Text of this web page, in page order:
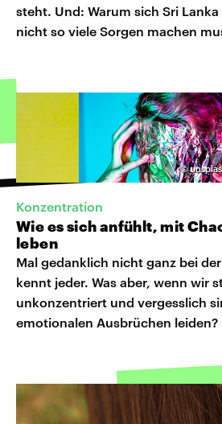
steht. Und: Warum sich Sri
nicht so viele Sorgen machen
©
Konzentration
Wie es sich anfühlt, mit
leben
Mal gedanklich nicht ganz bei
kennt jeder. Was aber, wenn wir
unkonzentriert und vergesslich
emotionalen Ausbrüchen leiden?